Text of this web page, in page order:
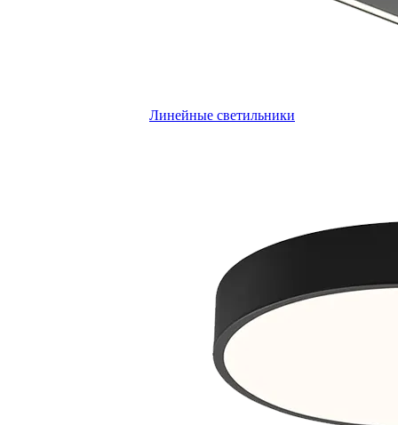
Линейные светильники